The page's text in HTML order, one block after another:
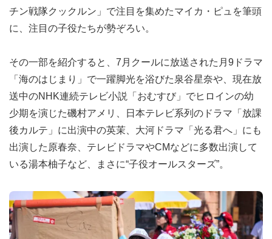
チン戦隊クックルン」で注目を集めたマイカ・ピュを筆頭
に、注目の子役たちが勢ぞろい。
その一部を紹介すると、7月クールに放送された月9ドラマ
「海のはじまり」で一躍脚光を浴びた泉谷星奈や、現在放
送中のNHK連続テレビ小説「おむすび」でヒロインの幼
少期を演じた磯村アメリ、日本テレビ系列のドラマ「放課
後カルテ」に出演中の英茉、大河ドラマ「光る君へ」にも
出演した原春奈、テレビドラマやCMなどに多数出演して
いる湯本柚子など、まさに“子役オールスターズ”。